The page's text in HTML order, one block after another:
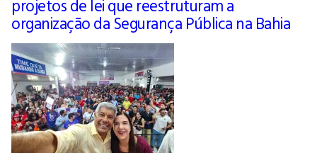
projetos de lei que reestruturam a
organização da Segurança Pública na Bahia